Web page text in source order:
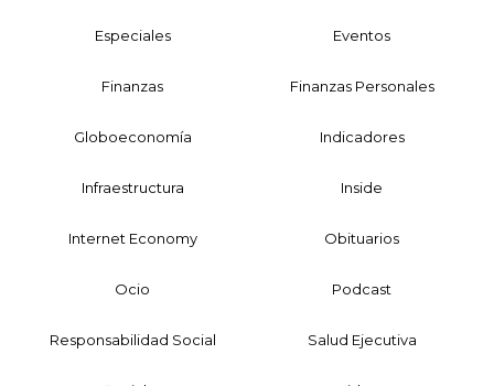
Especiales Eventos
Finanzas Finanzas Personales
Globoeconomía Indicadores
Infraestructura Inside
Internet Economy Obituarios
Ocio Podcast
Responsabilidad Social Salud Ejecutiva